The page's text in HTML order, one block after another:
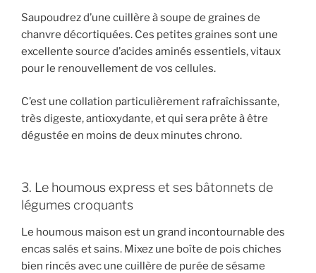
Saupoudrez d’une cuillère à soupe de graines de
chanvre décortiquées. Ces petites graines sont une
excellente source d’acides aminés essentiels, vitaux
pour le renouvellement de vos cellules.
C’est une collation particulièrement rafraîchissante,
très digeste, antioxydante, et qui sera prête à être
dégustée en moins de deux minutes chrono.
3. Le houmous express et ses bâtonnets de
légumes croquants
Le houmous maison est un grand incontournable des
encas salés et sains. Mixez une boîte de pois chiches
bien rincés avec une cuillère de purée de sésame